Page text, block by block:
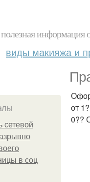
полезная информация
виды макияжа и
сетевой
в соц
от
0??